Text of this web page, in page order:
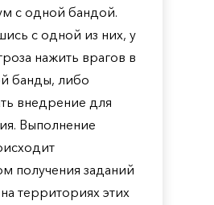
с одной бандой.
с одной из них, у
нажить врагов в
банды, либо
внедрение для
Выполнение
получения заданий
территориях этих